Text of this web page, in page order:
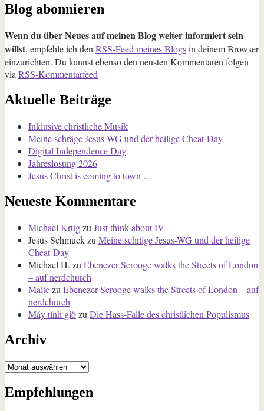
Blog abonnieren
Wenn du über Neues auf meinen Blog weiter informiert sein
willst, empfehle ich denRSS-Feed meines Blogsin deinem Browser
einzurichten. Du kannst ebenso den neusten Kommentaren folgen
viaRSS-Kommentarfeed
Aktuelle Beiträge
Inklusive christliche Musik
Meine schräge Jesus-WG und der heilige Cheat-Day
Digital Independence Day
Jahreslosung 2026
Jesus Christ is coming to town …
Neueste Kommentare
Michael Krugzu Just think about IV
Jesus Schmuckzu Meine schräge Jesus-WG und der heilige
Cheat-Day
Michael H. zu Ebenezer Scrooge walks the Streets of London
– auf nerdchurch
Maltezu Ebenezer Scrooge walks the Streets of London – auf
nerdchurch
Máy tính giờzu Die Hass-Falle des christlichen Populismus
Archiv
Archiv
Empfehlungen